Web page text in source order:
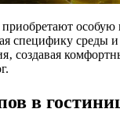
специфику
создавая
в